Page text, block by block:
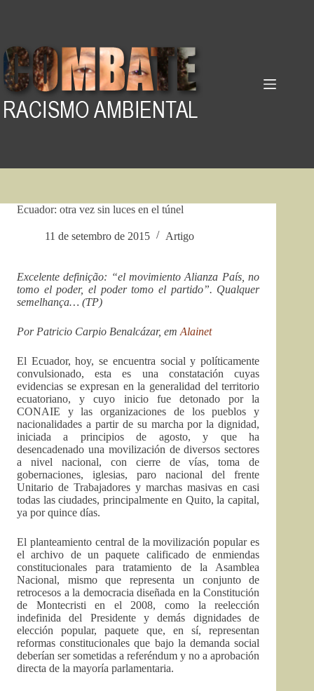
Ecuador: otra vez sin luces en el túnel
11 de setembro de 2015 Artigo
Excelente definição: “el movimiento Alianza País, no
tomo el poder, el poder tomo el partido”. Qualquer
semelhança… (TP)
Por Patricio Carpio Benalcázar, em Alainet
El Ecuador, hoy, se encuentra social y políticamente
convulsionado, esta es una constatación cuyas
evidencias se expresan en la generalidad del territorio
ecuatoriano, y cuyo inicio fue detonado por la
CONAIE y las organizaciones de los pueblos y
nacionalidades a partir de su marcha por la dignidad,
iniciada a principios de agosto, y que ha
desencadenado una movilización de diversos sectores
a nivel nacional, con cierre de vías, toma de
gobernaciones, iglesias, paro nacional del frente
Unitario de Trabajadores y marchas masivas en casi
todas las ciudades, principalmente en Quito, la capital,
ya por quince días.
El planteamiento central de la movilización popular es
el archivo de un paquete calificado de enmiendas
constitucionales para tratamiento de la Asamblea
Nacional, mismo que representa un conjunto de
retrocesos a la democracia diseñada en la Constitución
de Montecristi en el 2008, como la reelección
indefinida del Presidente y demás dignidades de
elección popular, paquete que, en sí, representan
reformas constitucionales que bajo la demanda social
deberían ser sometidas a referéndum y no a aprobación
directa de la mayoría parlamentaria.